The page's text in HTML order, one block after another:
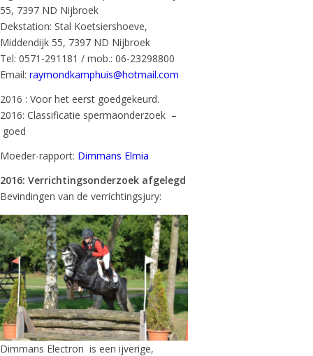
55, 7397 ND Nijbroek
Dekstation: Stal Koetsiershoeve,
Middendijk 55, 7397 ND Nijbroek
Tel: 0571-291181 / mob.: 06-23298800
Email: raymondkamphuis@hotmail.com
2016 : Voor het eerst goedgekeurd.
2016: Classificatie spermaonderzoek –
goed
Moeder-rapport: Dimmans Elmia
2016: Verrichtingsonderzoek afgelegd
Bevindingen van de verrichtingsjury:
Dimmans Electron is een ijverige,